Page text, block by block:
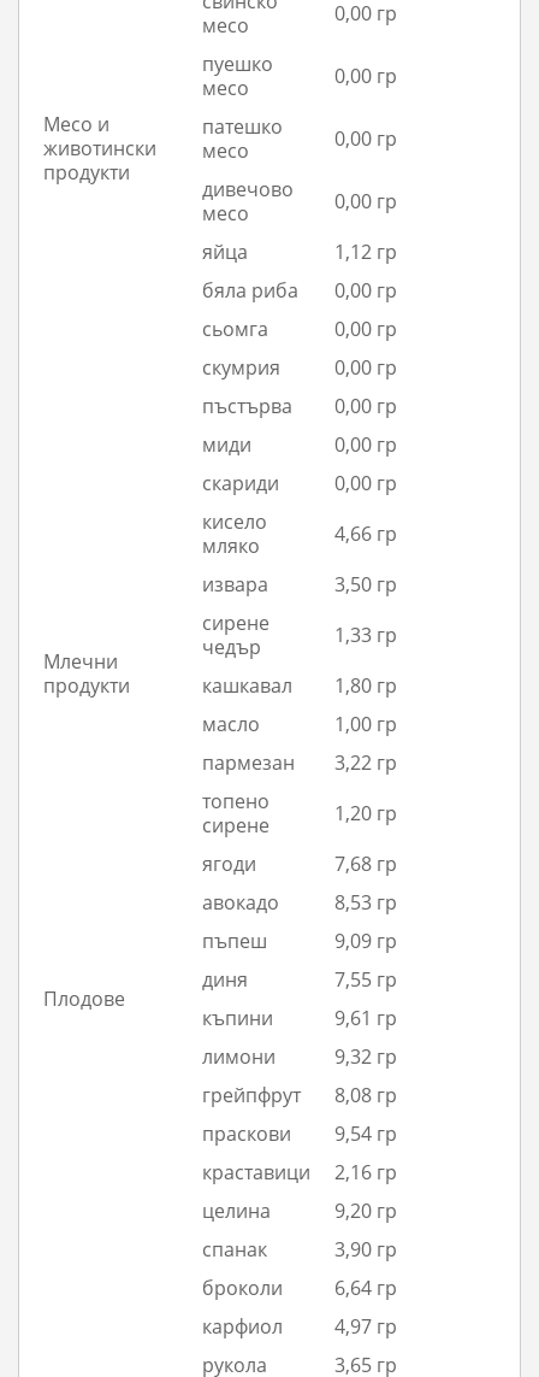
Месо и
животински
продукти
месо
0,00 гр
пуешко
месо
0,00 гр
патешко
месо
0,00 гр
дивечово
месо
0,00 гр
яйца
1,12 гр
бяла риба
0,00 гр
сьомга
0,00 гр
скумрия
0,00 гр
пъстърва
0,00 гр
миди
0,00 гр
скариди
0,00 гр
Млечни
продукти
кисело
мляко
4,66 гр
извара
3,50 гр
сирене
чедър
1,33 гр
кашкавал
1,80 гр
масло
1,00 гр
пармезан
3,22 гр
топено
сирене
1,20 гр
Плодове
ягоди
7,68 гр
авокадо
8,53 гр
пъпеш
9,09 гр
диня
7,55 гр
къпини
9,61 гр
лимони
9,32 гр
грейпфрут
8,08 гр
праскови
9,54 гр
краставици
2,16 гр
целина
9,20 гр
спанак
3,90 гр
броколи
6,64 гр
карфиол
4,97 гр
рукола
3,65 гр